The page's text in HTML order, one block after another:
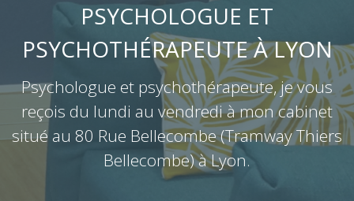
PSYCHOLOGUE ET
PSYCHOTHÉRAPEUTE À LYON
Psychologue et psychothérapeute, je vous
reçois du lundi au vendredi à mon cabinet
situé au 80 Rue Bellecombe (Tramway Thiers
Bellecombe) à Lyon.